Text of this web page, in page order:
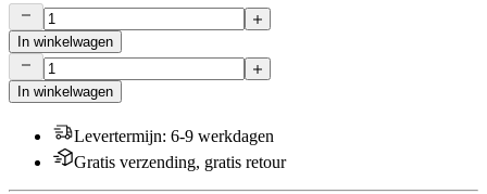
In winkelwagen
In winkelwagen
Levertermijn: 6-9 werkdagen
Gratis verzending, gratis retour